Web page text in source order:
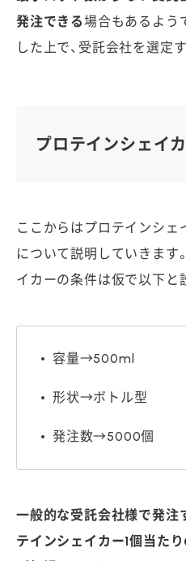
発注できる場合もあるよう
した上で、受託会社を選定
プロテインシェイ
ここからはプロテインシェ
について説明していきます
イカーの条件は仮で以下と
容量→500ml
形状→ボトル型
発注数→5000個
一般的な受託会社様で発注
テインシェイカー1個当た